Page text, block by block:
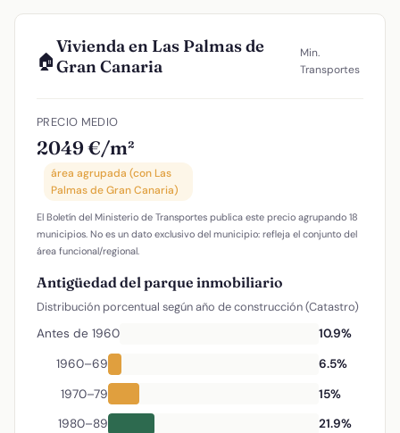
🏠
Vivienda en Las Palmas de
Gran Canaria
Min.
Transportes
PRECIO MEDIO
2049 €/m²
área agrupada (con Las
Palmas de Gran Canaria)
El Boletín del Ministerio de Transportes publica este precio agrupando 18
municipios. No es un dato exclusivo del municipio: refleja el conjunto del
área funcional/regional.
Antigüedad del parque inmobiliario
Distribución porcentual según año de construcción (Catastro)
Antes de 1960
10.9%
1960–69
6.5%
1970–79
15%
1980–89
21.9%